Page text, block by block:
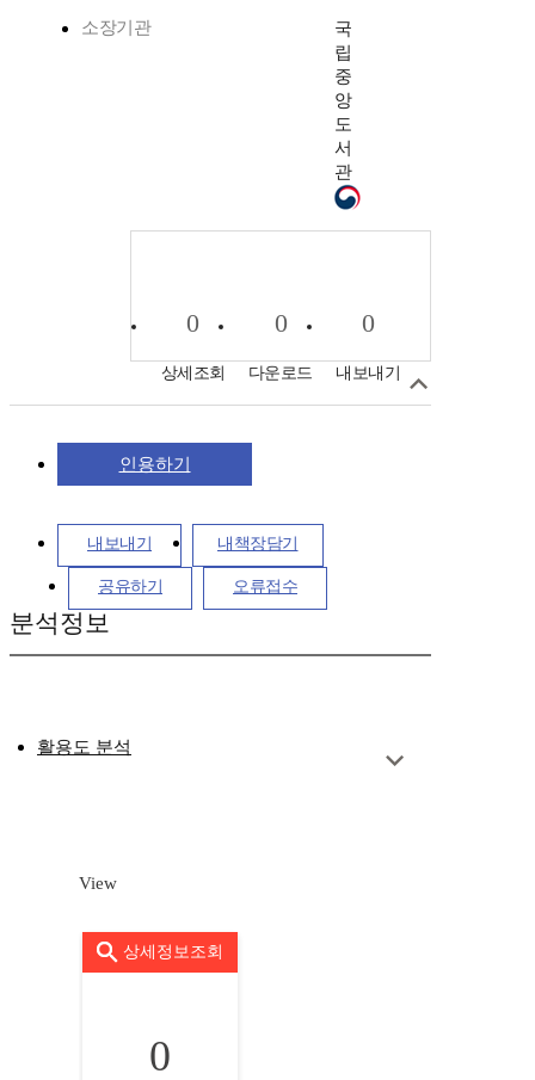
소장기관
국
립
중
앙
도
서
관
0
상세조회
0
다운로드
0
내보내기
인용하기
내보내기 내책장담기
공유하기 오류접수
분석정보
활용도 분석
View
상세정보조회
0